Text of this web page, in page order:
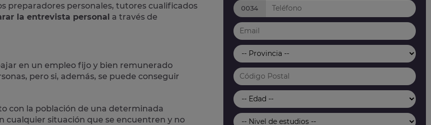
preparadores personales, tutores cualificados
la entrevista personal a través de
en un empleo fijo y bien remunerado
pero si, además, se puede conseguir
con la población de una determinada
cualquier situación que se encuentren y no
0034